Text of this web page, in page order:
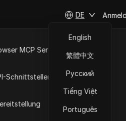
MCP Server
Schnittstellen
DE
English
繁體中文
Русский
Tiếng Việt
Português
ansieht? -